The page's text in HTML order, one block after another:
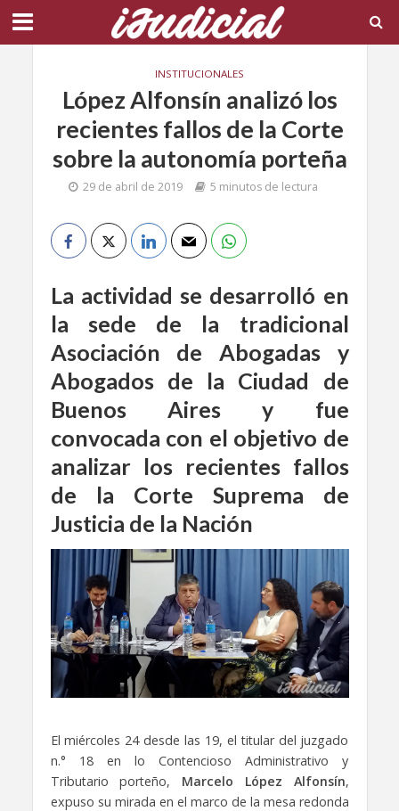
INSTITUCIONALES
López Alfonsín analizó los
recientes fallos de la Corte
sobre la autonomía porteña
29 de abril de 2019 5 minutos de lectura
La actividad se desarrolló en
la sede de la tradicional
Asociación de Abogadas y
Abogados de la Ciudad de
Buenos Aires y fue
convocada con el objetivo de
analizar los recientes fallos
de la Corte Suprema de
Justicia de la Nación
El miércoles 24 desde las 19, el titular del juzgado
n.° 18 en lo Contencioso Administrativo y
Tributario porteño, Marcelo López Alfonsín,
expuso su mirada en el marco de la mesa redonda